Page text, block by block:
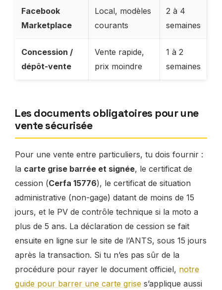
Facebook
Marketplace
Local, modèles
courants
2 à 4
semaines
Concession /
dépôt-vente
Vente rapide,
prix moindre
1 à 2
semaines
Les documents obligatoires pour une
vente sécurisée
Pour une vente entre particuliers, tu dois fournir :
la carte grise barrée et signée, le certificat de
cession (Cerfa 15776), le certificat de situation
administrative (non-gage) datant de moins de 15
jours, et le PV de contrôle technique si la moto a
plus de 5 ans. La déclaration de cession se fait
ensuite en ligne sur le site de l’ANTS, sous 15 jours
après la transaction. Si tu n’es pas sûr de la
procédure pour rayer le document officiel, notre
guide pour barrer une carte grise s’applique aussi